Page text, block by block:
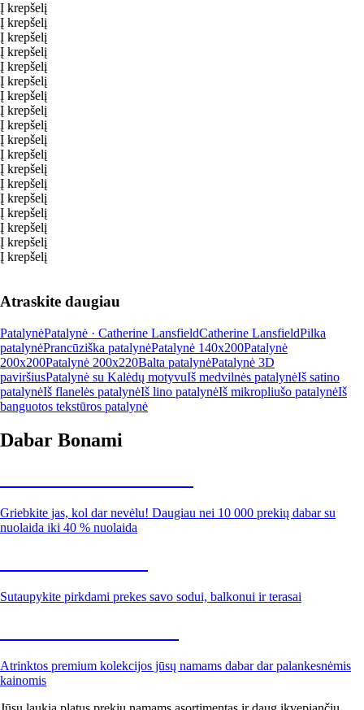
Į krepšelį
Į krepšelį
Į krepšelį
Į krepšelį
Į krepšelį
Į krepšelį
Į krepšelį
Į krepšelį
Į krepšelį
Į krepšelį
Į krepšelį
Į krepšelį
Į krepšelį
Į krepšelį
Į krepšelį
Į krepšelį
Į krepšelį
Į krepšelį
Atraskite daugiau
PatalynėPatalynė · Catherine LansfieldCatherine LansfieldPilka
patalynėPrancūziška patalynėPatalynė 140x200Patalynė
200x200Patalynė 200x220Balta patalynėPatalynė 3D
paviršiusPatalynė su Kalėdų motyvuIš medvilnės patalynėIš satino
patalynėIš flanelės patalynėIš lino patalynėIš mikropliušo patalynėIš
banguotos tekstūros patalynė
Dabar Bonami
Griebkite jas, kol dar nevėlu! Daugiau nei 10 000 prekių dabar su
nuolaida iki 40 % nuolaida
Sutaupykite pirkdami prekes savo sodui, balkonui ir terasai
Atrinktos premium kolekcijos jūsų namams dabar dar palankesnėmis
kainomis